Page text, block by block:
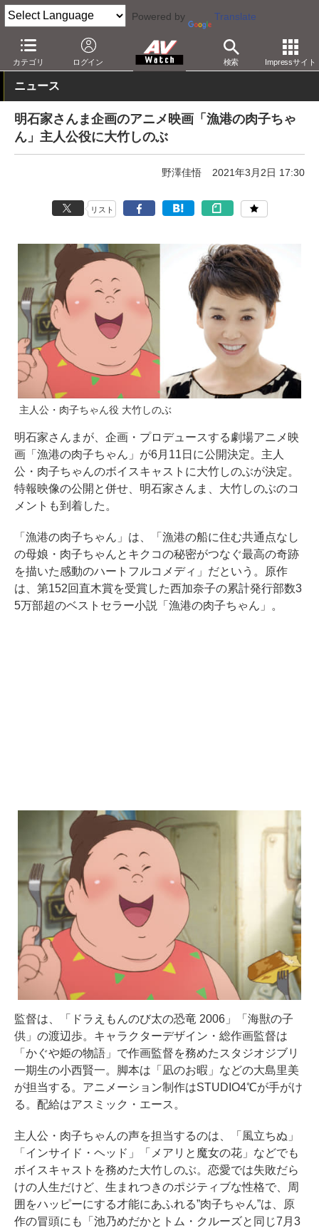
Powered by Translate
カテゴリ ログイン 検索 Impressサイト
AV Watch コンテンツ・サービス 映画 映画作品
ニュース
明石家さんま企画のアニメ映画「漁港の肉子ちゃ
ん」主人公役に大竹しのぶ
野澤佳悟 2021年3月2日 17:30
リスト
主人公・肉子ちゃん役 大竹しのぶ
明石家さんまが、企画・プロデュースする劇場アニメ映
画「漁港の肉子ちゃん」が6月11日に公開決定。主人
公・肉子ちゃんのボイスキャストに大竹しのぶが決定。
特報映像の公開と併せ、明石家さんま、大竹しのぶのコ
メントも到着した。
「漁港の肉子ちゃん」は、「漁港の船に住む共通点なし
の母娘・肉子ちゃんとキクコの秘密がつなぐ最高の奇跡
を描いた感動のハートフルコメディ」だという。原作
は、第152回直木賞を受賞した西加奈子の累計発行部数3
5万部超のベストセラー小説「漁港の肉子ちゃん」。
監督は、「ドラえもんのび太の恐竜 2006」「海獣の子
供」の渡辺歩。キャラクターデザイン・総作画監督は
「かぐや姫の物語」で作画監督を務めたスタジオジブリ
一期生の小西賢一。脚本は「凪のお暇」などの大島里美
が担当する。アニメーション制作はSTUDIO4℃が手がけ
る。配給はアスミック・エース。
主人公・肉子ちゃんの声を担当するのは、「風立ちぬ」
「インサイド・ヘッド」「メアリと魔女の花」などでも
ボイスキャストを務めた大竹しのぶ。恋愛では失敗だら
けの人生だけど、生まれつきのポジティブな性格で、周
囲をハッピーにする才能にあふれる”肉子ちゃん”は、原
作の冒頭にも「池乃めだかとトム・クルーズと同じ7月3